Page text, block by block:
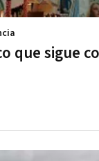
que sigue